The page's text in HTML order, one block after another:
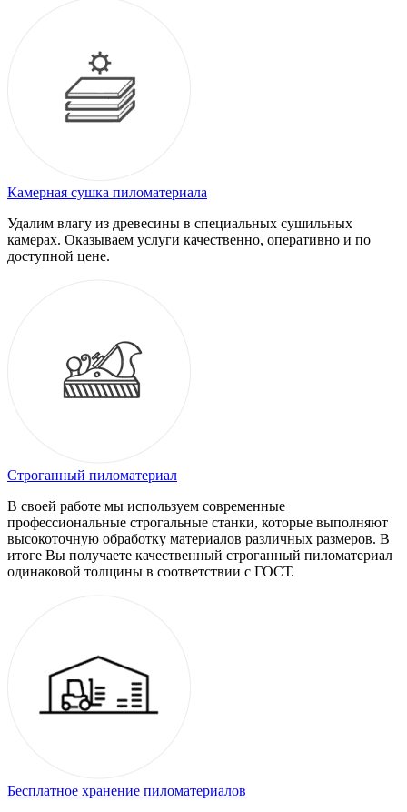
Камерная сушка пиломатериала
Удалим влагу из древесины в специальных сушильных
камерах. Оказываем услуги качественно, оперативно и по
доступной цене.
Строганный пиломатериал
В своей работе мы используем современные
профессиональные строгальные станки, которые выполняют
высокоточную обработку материалов различных размеров. В
итоге Вы получаете качественный строганный пиломатериал
одинаковой толщины в соответствии с ГОСТ.
Бесплатное хранение пиломатериалов